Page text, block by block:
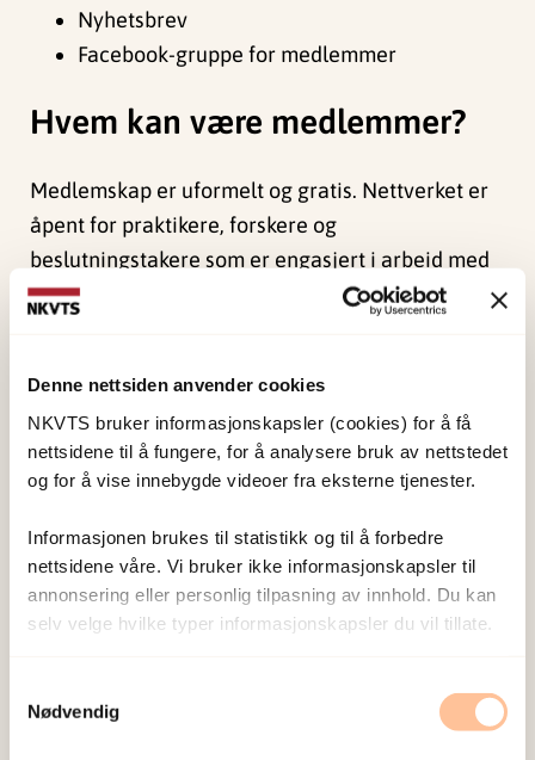
Denne nettsiden anvender cookies
NKVTS bruker informasjonskapsler (cookies) for å få
nettsidene til å fungere, for å analysere bruk av nettstedet
og for å vise innebygde videoer fra eksterne tjenester.
Informasjonen brukes til statistikk og til å forbedre
nettsidene våre. Vi bruker ikke informasjonskapsler til
annonsering eller personlig tilpasning av innhold. Du kan
selv velge hvilke typer informasjonskapsler du vil tillate.
Nødvendig
Nyhetsbrev
Facebook-gruppe for medlemmer
Hvem kan være medlemmer?
Medlemskap er uformelt og gratis. Nettverket er
åpent for praktikere, forskere og
beslutningstakere som er engasjert i arbeid med
kjønnslemlestelse.
forskning
intervensjoner
bekymringsmelding
etterforskning
Per i dag har netverket 51 medlemmer fra de fem
Inkluderingsdepartementet (AID),
Utenriksdepartementet (UD), Integrerings- og